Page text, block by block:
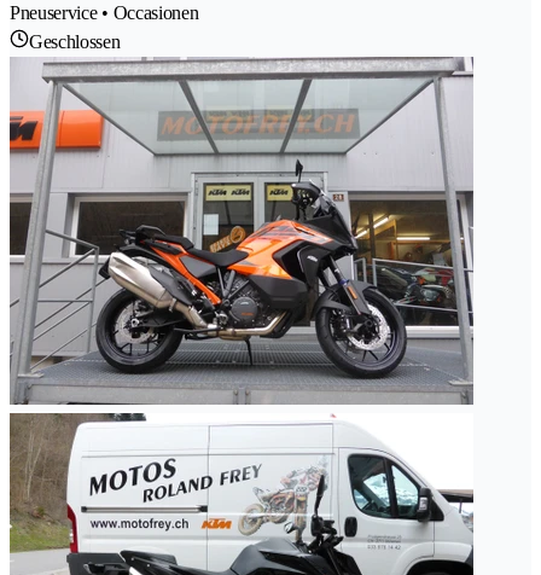
Pneuservice • Occasionen
Geschlossen